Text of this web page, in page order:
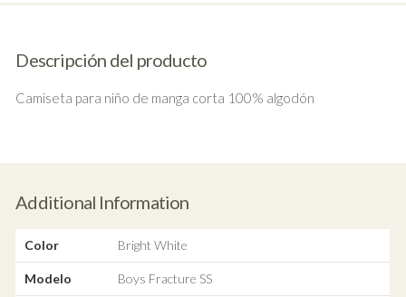
Descripción del producto
Camiseta para niño de manga corta 100% algodón
Additional Information
Color Bright White
Modelo Boys Fracture SS